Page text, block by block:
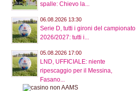
spalle: Chievo la...
06.08.2026 13:30
Serie D, tutti i gironi del campionato
2026/2027: tutti i...
05.08.2026 17:00
LND, UFFICIALE: niente
ripescaggio per il Messina,
Fasano...